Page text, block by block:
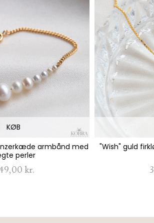
KØB
armbånd med
perler
kr.
"Wish" guld